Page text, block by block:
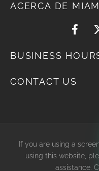
ACERCA DE
BUSINESS
CONTACT US
If you are using a
using this website,
assistance.